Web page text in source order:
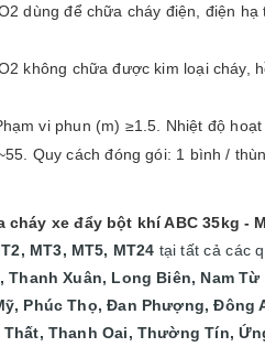
dùng để chữa cháy điện, điện
không chữa được kim loại cháy,
vi phun (m) ≥1.5. Nhiệt độ
Quy cách đóng gói: 1 bình /
cháy xe đẩy bột khí ABC 35kg -
MT3, MT5, MT24 tạitất cả các
Xuân, Long Biên, Nam Từ
Phúc Thọ, Đan Phượng, Đông
Thanh Oai, Thường Tín,